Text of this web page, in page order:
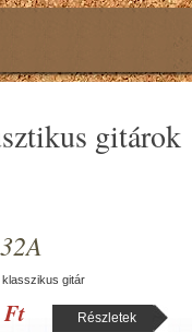
gitárok
klasszikus gitár
Ft Részletek